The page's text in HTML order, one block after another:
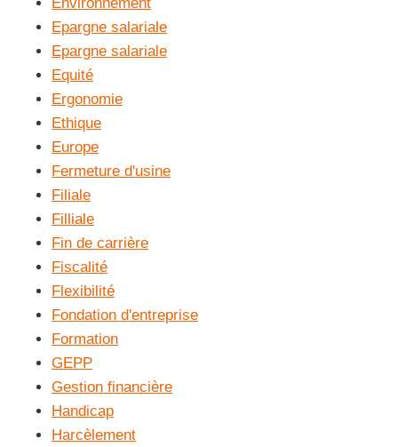
Epargne salariale
Epargne salariale
Equité
Ergonomie
Ethique
Europe
Fermeture d'usine
Filiale
Filliale
Fin de carrière
Fiscalité
Flexibilité
Fondation d'entreprise
Formation
GEPP
Gestion financière
Handicap
Harcèlement